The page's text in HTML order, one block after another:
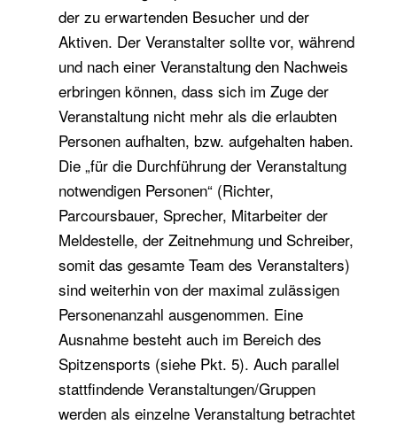
der zu erwartenden Besucher und der
Aktiven. Der Veranstalter sollte vor, während
und nach einer Veranstaltung den Nachweis
erbringen können, dass sich im Zuge der
Veranstaltung nicht mehr als die erlaubten
Personen aufhalten, bzw. aufgehalten haben.
Die „für die Durchführung der Veranstaltung
notwendigen Personen“ (Richter,
Parcoursbauer, Sprecher, Mitarbeiter der
Meldestelle, der Zeitnehmung und Schreiber,
somit das gesamte Team des Veranstalters)
sind weiterhin von der maximal zulässigen
Personenanzahl ausgenommen. Eine
Ausnahme besteht auch im Bereich des
Spitzensports (siehe Pkt. 5). Auch parallel
stattfindende Veranstaltungen/Gruppen
werden als einzelne Veranstaltung betrachtet